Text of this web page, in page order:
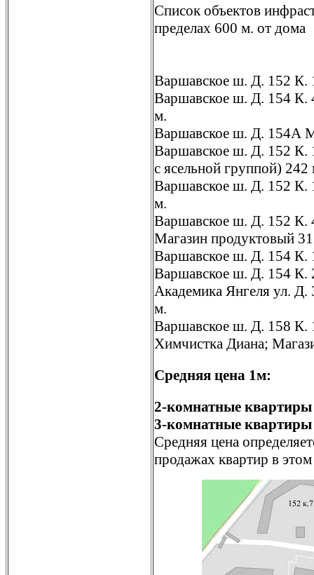
Список объектов
пределах 600 м. от дома
Варшавское ш. Д. 152 К.
Варшавское ш. Д. 154 К.
м.
Варшавское ш. Д. 154А
Варшавское ш. Д. 152 К.
с ясельной группой)
Варшавское ш. Д. 152 К.
м.
Варшавское ш. Д. 152
Магазин продуктовый
Варшавское ш. Д. 154 К.
Варшавское ш. Д. 154 К.
Академика Янгеля ул.
м.
Варшавское ш. Д. 158
Химчистка Диана;
Средняя цена 1м:
2-комнатные квартиры
3-комнатные квартиры
Средняя цена
продажах квартир в